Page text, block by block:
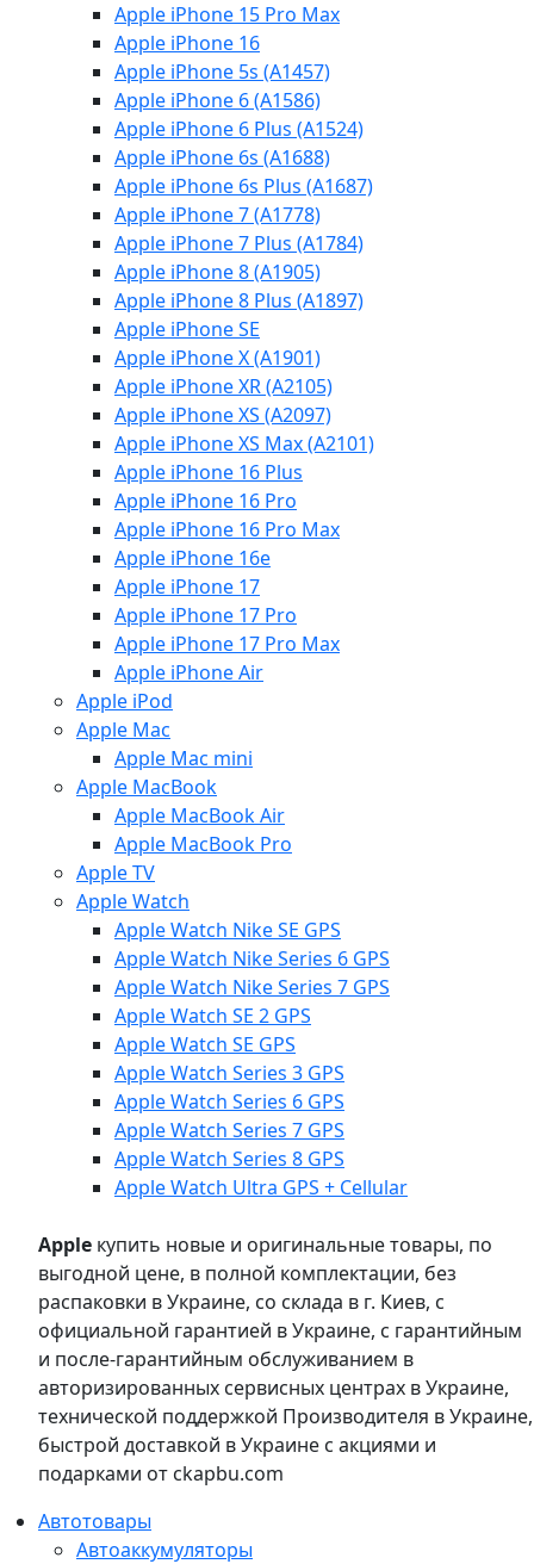
Apple iPhone 15 Pro Max
Apple iPhone 16
Apple iPhone 5s (A1457)
Apple iPhone 6 (A1586)
Apple iPhone 6 Plus (A1524)
Apple iPhone 6s (A1688)
Apple iPhone 6s Plus (A1687)
Apple iPhone 7 (A1778)
Apple iPhone 7 Plus (A1784)
Apple iPhone 8 (A1905)
Apple iPhone 8 Plus (A1897)
Apple iPhone SE
Apple iPhone X (A1901)
Apple iPhone XR (A2105)
Apple iPhone XS (A2097)
Apple iPhone XS Max (A2101)
Apple iPhone 16 Plus
Apple iPhone 16 Pro
Apple iPhone 16 Pro Max
Apple iPhone 16e
Apple iPhone 17
Apple iPhone 17 Pro
Apple iPhone 17 Pro Max
Apple iPhone Air
Apple iPod
Apple Mac
Apple Mac mini
Apple MacBook
Apple MacBook Air
Apple MacBook Pro
Apple TV
Apple Watch
Apple Watch Nike SE GPS
Apple Watch Nike Series 6 GPS
Apple Watch Nike Series 7 GPS
Apple Watch SE 2 GPS
Apple Watch SE GPS
Apple Watch Series 3 GPS
Apple Watch Series 6 GPS
Apple Watch Series 7 GPS
Apple Watch Series 8 GPS
Apple Watch Ultra GPS + Cellular
Apple купить новые и оригинальные товары, по
выгодной цене, в полной комплектации, без
распаковки в Украине, со склада в г. Киев, с
официальной гарантией в Украине, с гарантийным
и после-гарантийным обслуживанием в
авторизированных сервисных центрах в Украине,
технической поддержкой Производителя в Украине,
быстрой доставкой в Украине с акциями и
подарками от ckapbu.com
Автотовары
Автоаккумуляторы